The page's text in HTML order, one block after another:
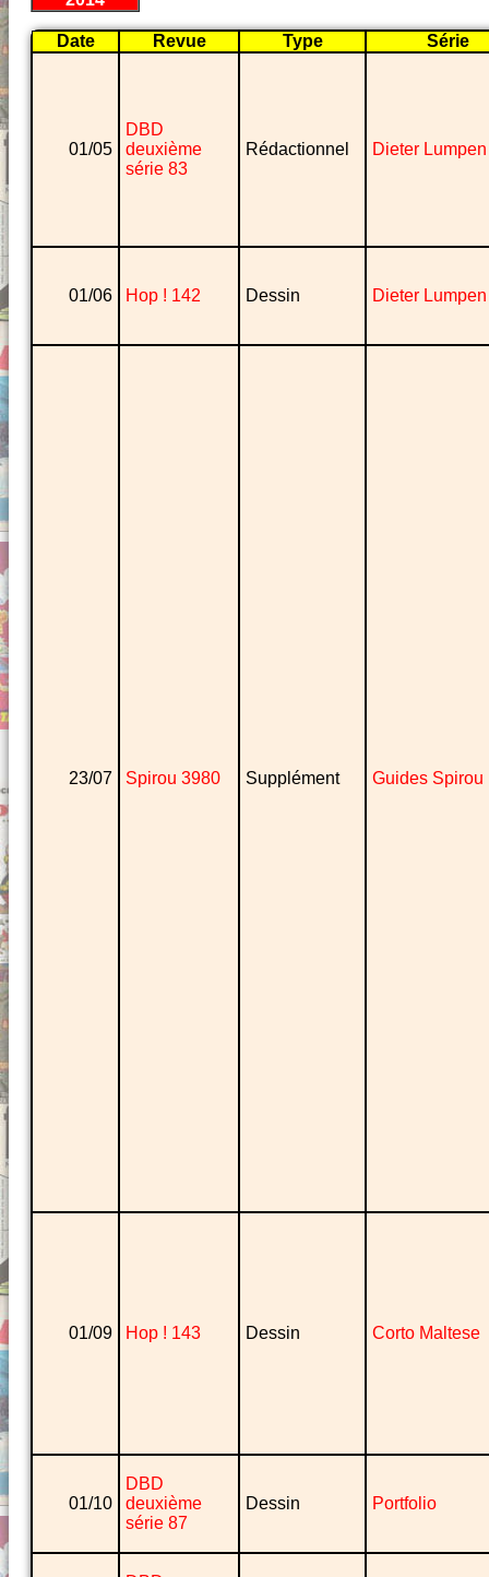
Date Revue Type Série
01/05
DBD
deuxième
série 83
Rédactionnel Dieter Lumpen
01/06 Hop ! 142 Dessin Dieter Lumpen
23/07 Spirou 3980 Supplément Guides Spirou
01/09 Hop ! 143 Dessin Corto Maltese
01/10
DBD
deuxième
série 87
Dessin Portfolio